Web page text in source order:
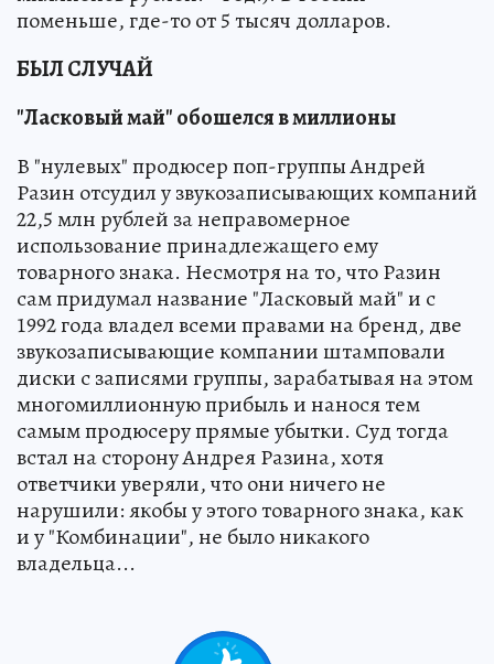
поменьше, где-то от 5 тысяч долларов.
БЫЛ СЛУЧАЙ
"Ласковый май" обошелся в миллионы
В "нулевых" продюсер поп-группы Андрей
Разин отсудил у звукозаписывающих компаний
22,5 млн рублей за неправомерное
использование принадлежащего ему
товарного знака. Несмотря на то, что Разин
сам придумал название "Ласковый май" и с
1992 года владел всеми правами на бренд, две
звукозаписывающие компании штамповали
диски с записями группы, зарабатывая на этом
многомиллионную прибыль и нанося тем
самым продюсеру прямые убытки. Суд тогда
встал на сторону Андрея Разина, хотя
ответчики уверяли, что они ничего не
нарушили: якобы у этого товарного знака, как
и у "Комбинации", не было никакого
владельца...